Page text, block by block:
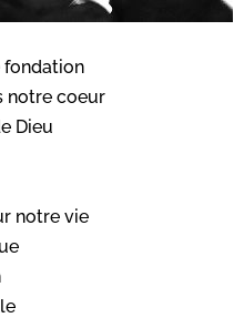
fondation
notre coeur
Dieu
notre vie